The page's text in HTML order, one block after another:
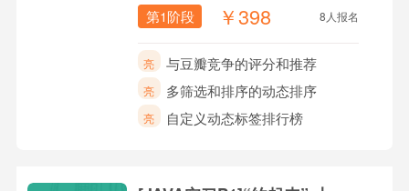
第1阶段 ￥398 8人报名
亮 与豆瓣竞争的评分和推荐
亮 多筛选和排序的动态排序
亮 自定义动态标签排行榜